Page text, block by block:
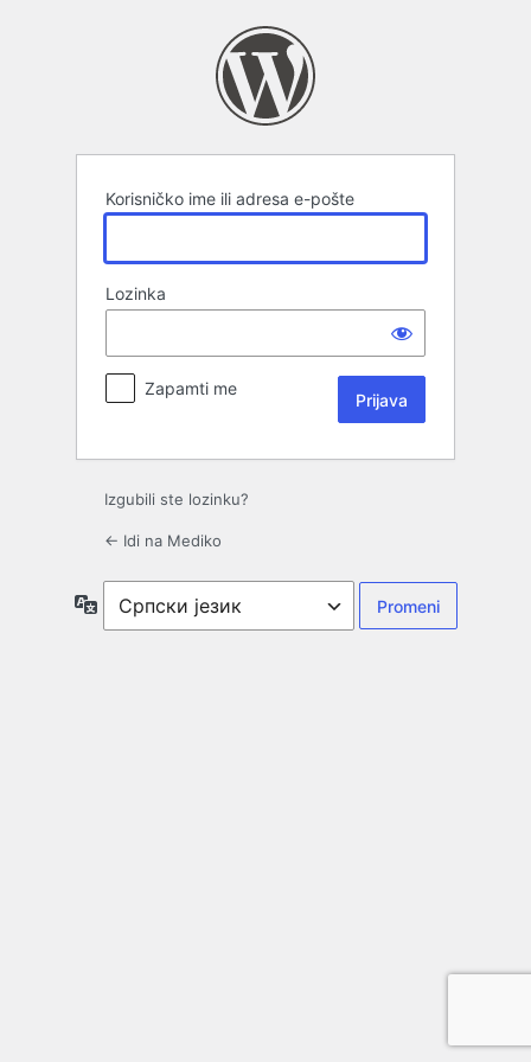
Korisničko ime ili adresa e-pošte
Lozinka
Zapamti me
Izgubili ste lozinku?
← Idi na Mediko
Jezik